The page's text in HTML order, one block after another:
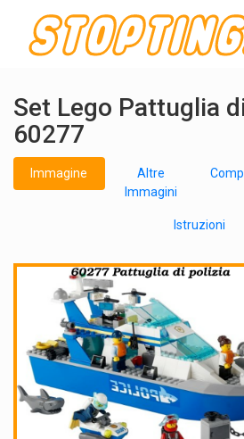
Set Lego Pattuglia
60277
Immagine
Altre
Immagini
Istruzioni